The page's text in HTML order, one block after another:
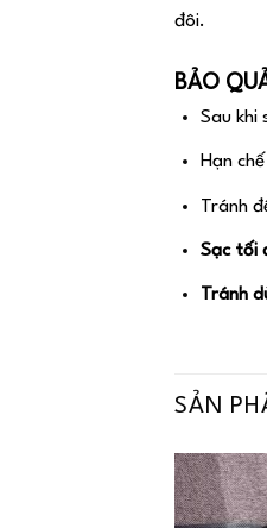
đôi.
BẢO
Sau khi
Hạn
Tránh
Sạc tối
Tránh
SẢN